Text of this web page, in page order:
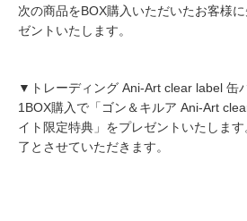
次の商品をBOX購入いただいたお客様
ゼントいたします。
▼トレーディング Ani-Art clear label 缶
1BOX購入で「ゴン＆キルア Ani-Art
イト限定特典」をプレゼントいたしま
了とさせていただきます。